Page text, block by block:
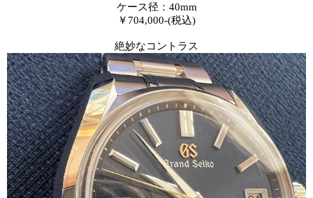
ケース径：40mm
￥704,000-(税込)
絶妙なコントラス